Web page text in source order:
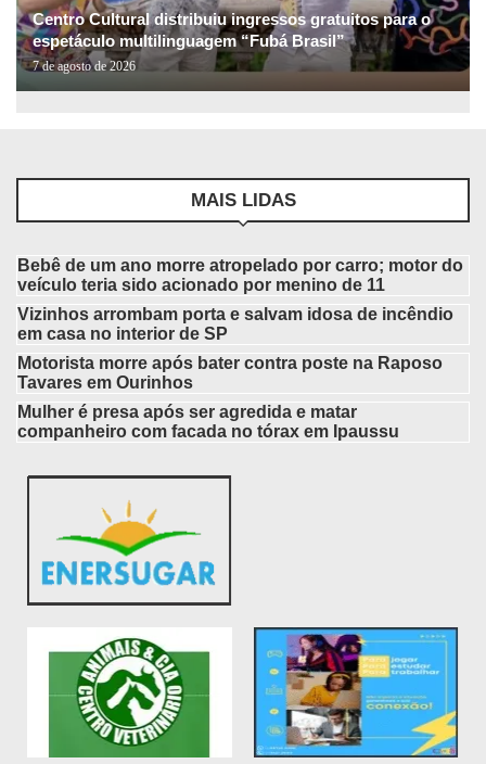
Centro Cultural distribuiu ingressos gratuitos para o
espetáculo multilinguagem “Fubá Brasil”
7 de agosto de 2026
MAIS LIDAS
Bebê de um ano morre atropelado por carro; motor do
veículo teria sido acionado por menino de 11
Vizinhos arrombam porta e salvam idosa de incêndio
em casa no interior de SP
Motorista morre após bater contra poste na Raposo
Tavares em Ourinhos
Mulher é presa após ser agredida e matar
companheiro com facada no tórax em Ipaussu